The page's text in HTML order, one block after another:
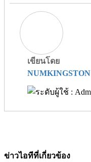
เขียนโดย
NUMKINGSTON
ข่าวไอทีที่เกี่ยวข้อง